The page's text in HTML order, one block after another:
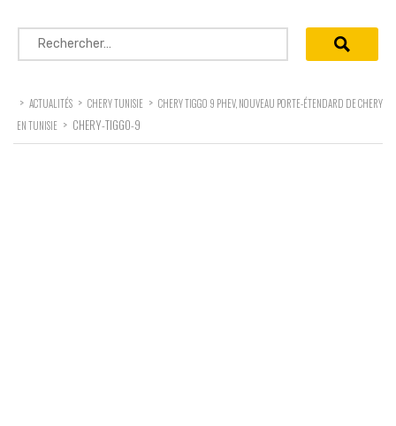
Rechercher :
> ACTUALITÉS > CHERY TUNISIE > CHERY TIGGO 9 PHEV, NOUVEAU PORTE-ÉTENDARD DE CHERY
EN TUNISIE > CHERY-TIGGO-9